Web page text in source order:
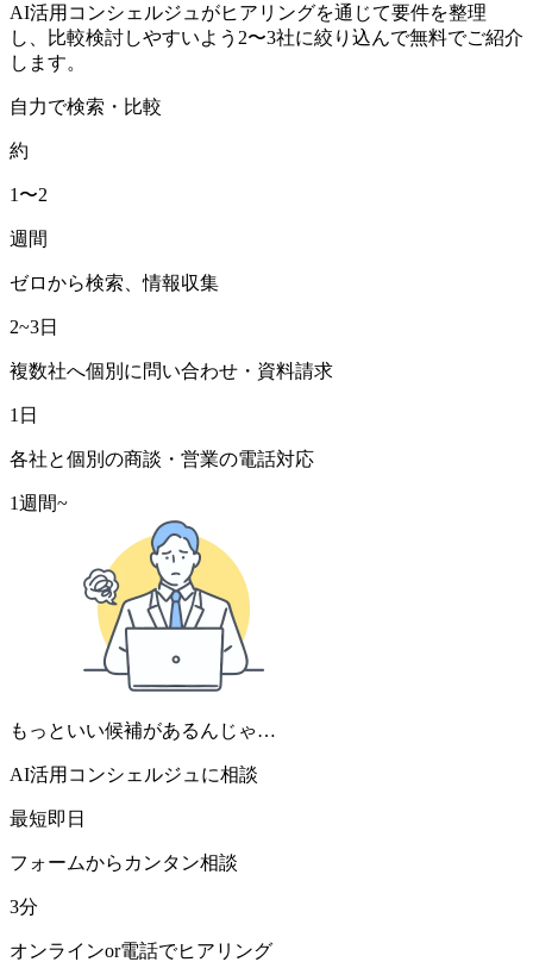
AI活用コンシェルジュがヒアリングを通じて要件を整理
し、比較検討しやすいよう2〜3社に絞り込んで無料でご紹介
します。
自力で検索・比較
約
1〜2
週間
ゼロから検索、情報収集
2~3日
複数社へ個別に問い合わせ・資料請求
1日
各社と個別の商談・営業の電話対応
1週間~
もっといい候補があるんじゃ…
AI活用コンシェルジュに相談
最短即日
フォームからカンタン相談
3分
オンラインor電話でヒアリング